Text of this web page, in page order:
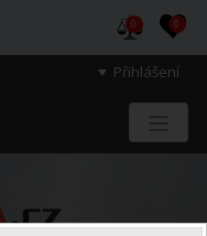
Přihlášení
0 0